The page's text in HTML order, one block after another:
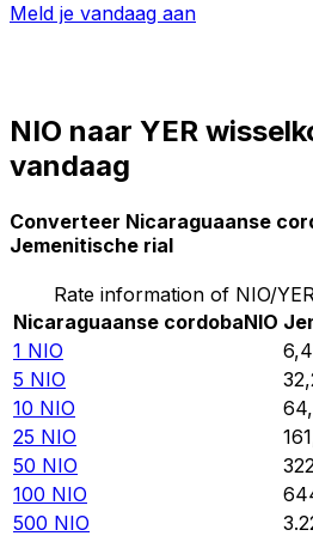
Meld je vandaag aan
NIO naar YER
vandaag
Converteer Nicaraguaanse
Jemenitische rial
Rate information of NIO/
Nicaraguaanse cordobaNIO
1 NIO
5 NIO
10 NIO
25 NIO
50 NIO
100 NIO
500 NIO